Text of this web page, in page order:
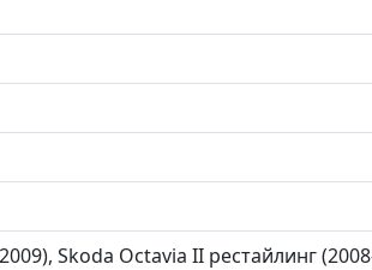
Skoda Octavia II рестайлинг